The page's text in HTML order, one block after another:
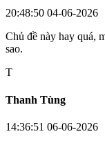
20:48:50 04-06-2026
Chủ đề này hay quá,
sao.
T
Thanh Tùng
14:36:51 06-06-2026